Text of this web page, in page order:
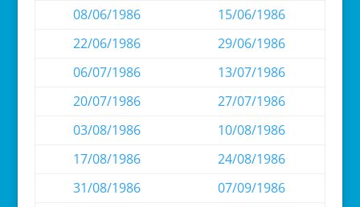
08/06/1986
15/06/1986
22/06/1986
29/06/1986
06/07/1986
13/07/1986
20/07/1986
27/07/1986
03/08/1986
10/08/1986
17/08/1986
24/08/1986
31/08/1986
07/09/1986